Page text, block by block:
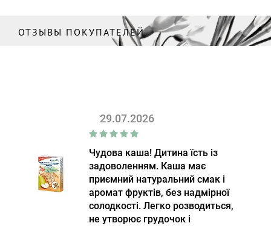
ОТЗЫВЫ ПОКУПАТЕЛЕЙ
29.07.2026
Чудова каша! Дитина їсть із
задоволенням. Каша має
приємний натуральний смак і
аромат фруктів, без надмірної
солодкості. Легко розводиться,
не утворює грудочок і